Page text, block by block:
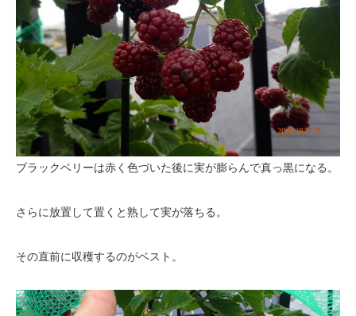
ブラックベリーは赤く色づいた後に実が膨らんで真っ黒になる。
さらに放置して置くと熟して実が落ちる。
その直前に収穫するのがベスト。